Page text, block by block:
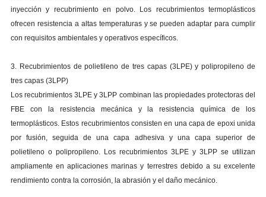
inyección y recubrimiento en polvo. Los recubrimientos termoplásticos
ofrecen resistencia a altas temperaturas y se pueden adaptar para cumplir
con requisitos ambientales y operativos específicos.
3. Recubrimientos de polietileno de tres capas (3LPE) y polipropileno de
tres capas (3LPP)
Los recubrimientos 3LPE y 3LPP combinan las propiedades protectoras del
FBE con la resistencia mecánica y la resistencia química de los
termoplásticos. Estos recubrimientos consisten en una capa de epoxi unida
por fusión, seguida de una capa adhesiva y una capa superior de
polietileno o polipropileno. Los recubrimientos 3LPE y 3LPP se utilizan
ampliamente en aplicaciones marinas y terrestres debido a su excelente
rendimiento contra la corrosión, la abrasión y el daño mecánico.